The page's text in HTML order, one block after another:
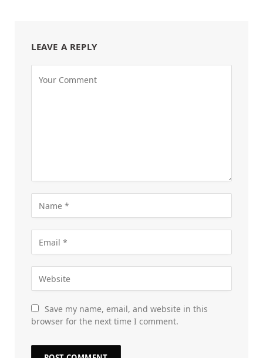
LEAVE A REPLY
Save my name, email, and website in this
browser for the next time I comment.